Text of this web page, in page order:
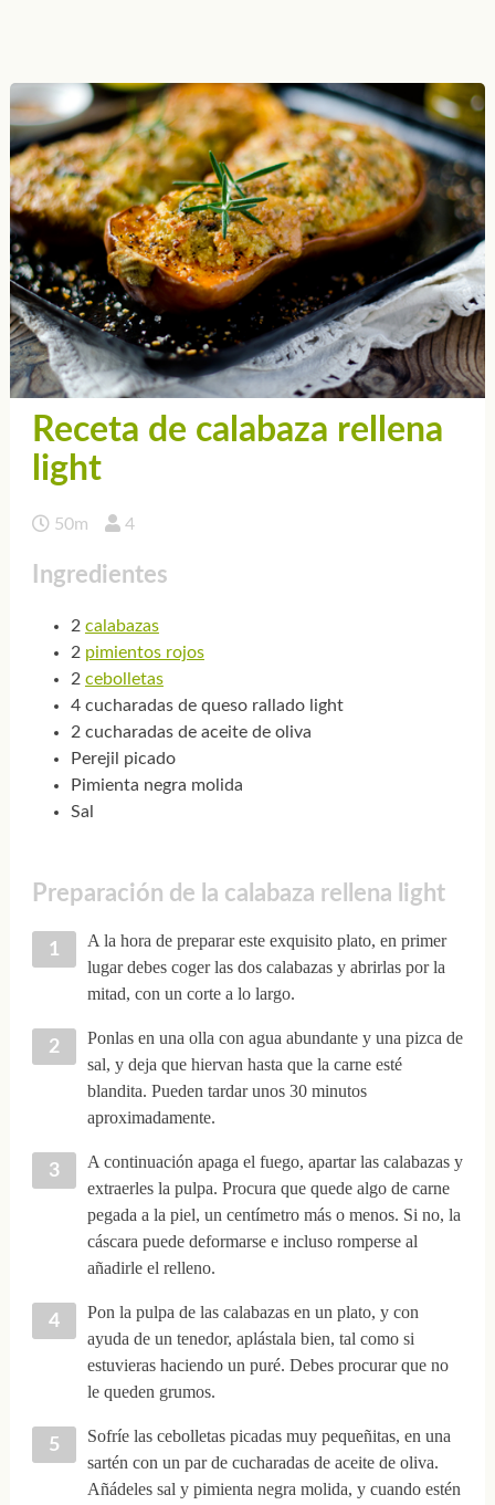
Receta de calabaza rellena
light
50m 4
Ingredientes
2 calabazas
2 pimientos rojos
2 cebolletas
4 cucharadas de queso rallado light
2 cucharadas de aceite de oliva
Perejil picado
Pimienta negra molida
Sal
Preparación de la calabaza rellena light
A la hora de preparar este exquisito plato, en primer
lugar debes coger las dos calabazas y abrirlas por la
mitad, con un corte a lo largo.
Ponlas en una olla con agua abundante y una pizca de
sal, y deja que hiervan hasta que la carne esté
blandita. Pueden tardar unos 30 minutos
aproximadamente.
A continuación apaga el fuego, apartar las calabazas y
extraerles la pulpa. Procura que quede algo de carne
pegada a la piel, un centímetro más o menos. Si no, la
cáscara puede deformarse e incluso romperse al
añadirle el relleno.
Pon la pulpa de las calabazas en un plato, y con
ayuda de un tenedor, aplástala bien, tal como si
estuvieras haciendo un puré. Debes procurar que no
le queden grumos.
Sofríe las cebolletas picadas muy pequeñitas, en una
sartén con un par de cucharadas de aceite de oliva.
Añádeles sal y pimienta negra molida, y cuando estén